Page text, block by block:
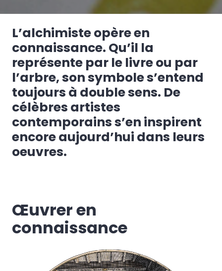
L’alchimiste opère en
connaissance. Qu’il la
représente par le livre ou par
l’arbre, son symbole s’entend
toujours à double sens. De
célèbres artistes
contemporains s’en inspirent
encore aujourd’hui dans leurs
oeuvres.
Œuvrer en
connaissance